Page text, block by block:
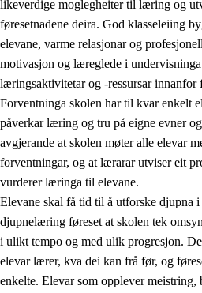
3. Prinsipp for praksisen i
3.1 Eit inkluderande læringsmiljø
3.2 Undervisning og tilpassa
3.3 Samarbeid mellom heim og
3.4 Opplæring i lærebedrift og
3.5 Profesjonsfellesskap og
likeverdige moglegheiter til læring og
føresetnadene deira. God klasseleiing
elevane, varme relasjonar og
motivasjon og læreglede i
læringsaktivitetar og -ressursar innanfor
Forventninga skolen har til kvar enkelt
påverkar læring og tru på eigne evner
avgjerande at skolen møter alle elevar
forventningar, og at lærarar utviser eit
vurderer læringa til elevane.
Elevane skal få tid til å utforske djupna
djupnelæring føreset at skolen tek
i ulikt tempo og med ulik progresjon.
elevar lærer, kva dei kan frå før, og
enkelte. Elevar som opplever